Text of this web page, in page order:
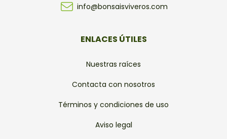
info@bonsaisviveros.com
ENLACES ÚTILES
Nuestras raíces
Contacta con nosotros
Términos y condiciones de uso
Aviso legal